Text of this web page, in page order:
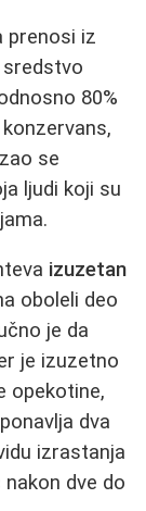
prenosi iz
sredstvo
80%
se
ljudi koji su
izuzetan
oboleli deo
je da
je izuzetno
opekotine,
dva
izrastanja
dve do